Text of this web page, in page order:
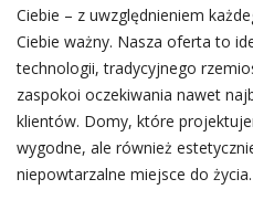
Ciebie – z uwzględnieniem
Ciebie ważny. Nasza oferta to
technologii, tradycyjnego
zaspokoi oczekiwania nawet
klientów. Domy, które
wygodne, ale również
niepowtarzalne miejsce do życia.